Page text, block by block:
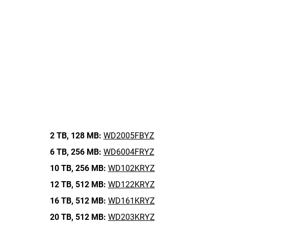
2 TB, 128 MB: WD2005FBYZ
6 TB, 256 MB: WD6004FRYZ
10 TB, 256 MB: WD102KRYZ
12 TB, 512 MB: WD122KRYZ
16 TB, 512 MB: WD161KRYZ
20 TB, 512 MB: WD203KRYZ